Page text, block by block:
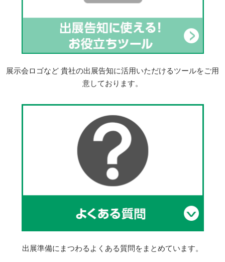
展示会ロゴなど 貴社の出展告知に活用いただけるツールをご用
意しております。
出展準備にまつわるよくある質問をまとめています。